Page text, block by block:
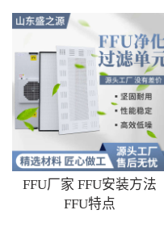
FFU厂家 FFU安装方法
FFU特点